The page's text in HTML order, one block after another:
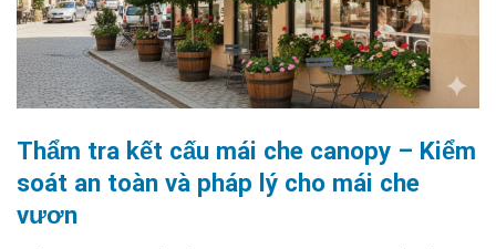
Thẩm tra kết cấu mái che canopy – Kiểm
soát an toàn và pháp lý cho mái che
vươn